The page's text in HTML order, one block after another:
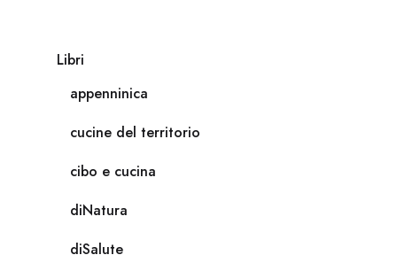
Libri
appenninica
cucine del territorio
cibo e cucina
diNatura
diSalute